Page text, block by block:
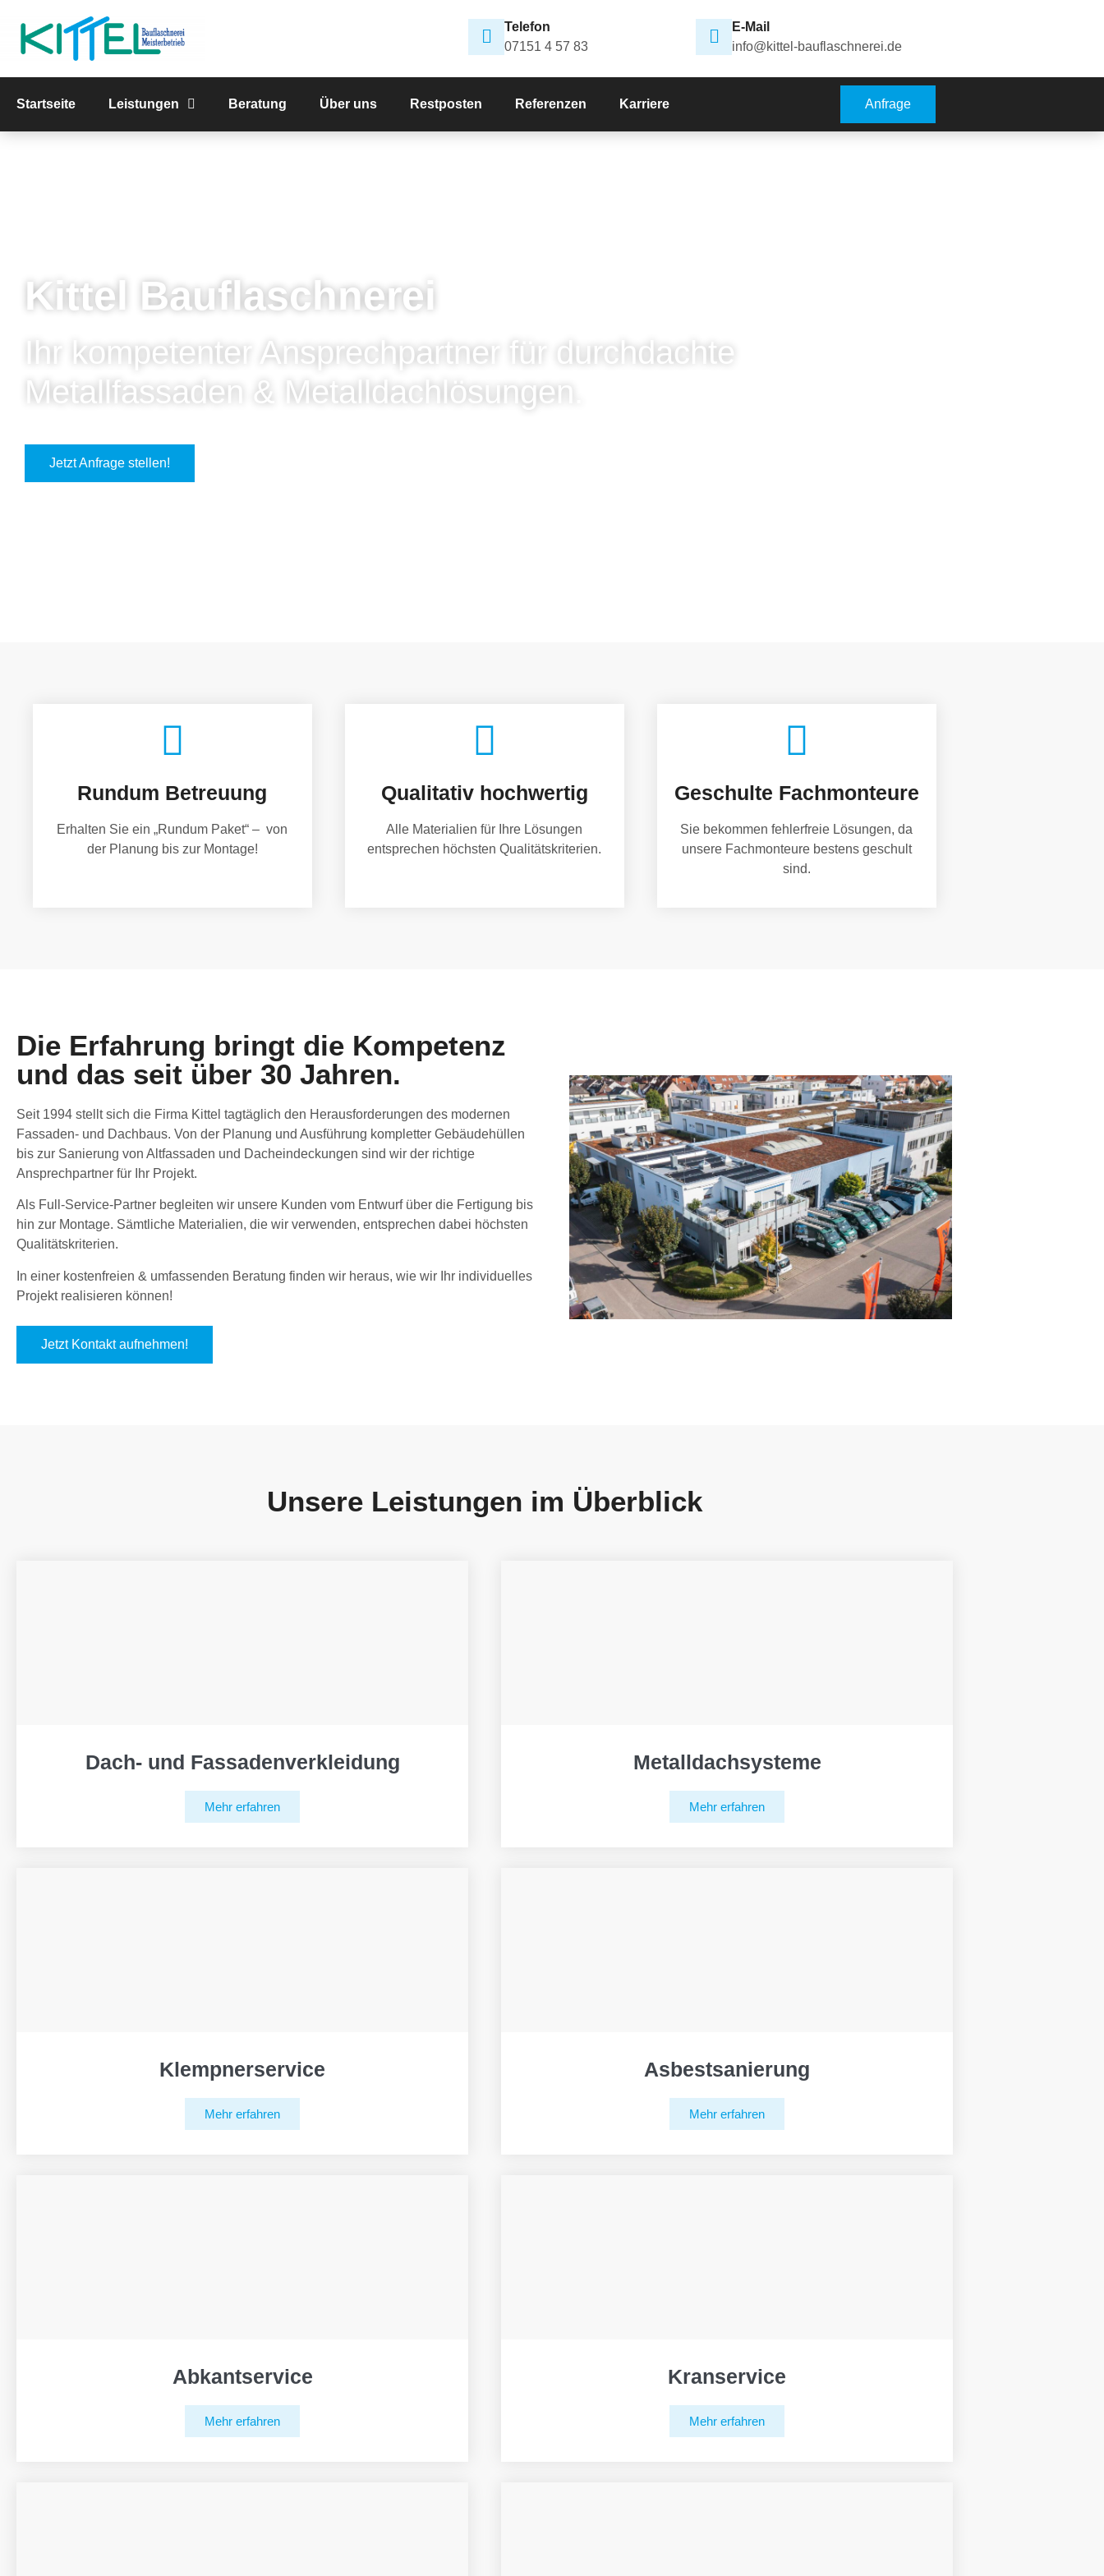
Telefon
07151 4 57 83
E-Mail
info@kittel-bauflaschnerei.de
Startseite Leistungen Beratung Über uns Restposten Referenzen Karriere Anfrage
Kittel Bauflaschnerei
Ihr kompetenter Ansprechpartner für durchdachte
Metallfassaden & Metalldachlösungen.
Jetzt Anfrage stellen!
Rundum Betreuung
Erhalten Sie ein „Rundum Paket“ – von
der Planung bis zur Montage!
Qualitativ hochwertig
Alle Materialien für Ihre Lösungen
entsprechen höchsten Qualitätskriterien.
Geschulte Fachmonteure
Sie bekommen fehlerfreie Lösungen, da
unsere Fachmonteure bestens geschult
sind.
Die Erfahrung bringt die Kompetenz
und das seit über 30 Jahren.
Seit 1994 stellt sich die Firma Kittel tagtäglich den Herausforderungen des modernen
Fassaden- und Dachbaus. Von der Planung und Ausführung kompletter Gebäudehüllen
bis zur Sanierung von Altfassaden und Dacheindeckungen sind wir der richtige
Ansprechpartner für Ihr Projekt.
Als Full-Service-Partner begleiten wir unsere Kunden vom Entwurf über die Fertigung bis
hin zur Montage. Sämtliche Materialien, die wir verwenden, entsprechen dabei höchsten
Qualitätskriterien.
In einer kostenfreien & umfassenden Beratung finden wir heraus, wie wir Ihr individuelles
Projekt realisieren können!
Jetzt Kontakt aufnehmen!
Unsere Leistungen im Überblick
Dach- und Fassadenverkleidung
Mehr erfahren
Metalldachsysteme
Mehr erfahren
Klempnerservice
Mehr erfahren
Asbestsanierung
Mehr erfahren
Abkantservice
Mehr erfahren
Kranservice
Mehr erfahren